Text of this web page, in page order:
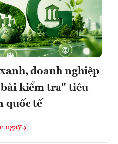
doanh nghiệp
kiểm tra" tiêu
quốc tế
ngay